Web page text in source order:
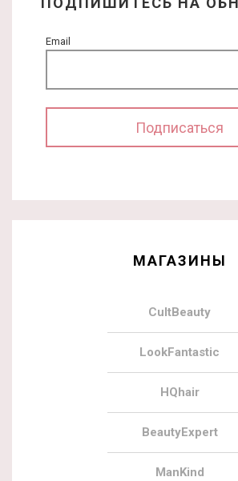
Email
МАГАЗИНЫ
CultBeauty
LookFantastic
HQhair
BeautyExpert
ManKind